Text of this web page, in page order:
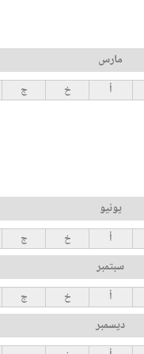
مارس
أ خ ج
يونيو
أ خ ج
سبتمبر
أ خ ج
ديسمبر